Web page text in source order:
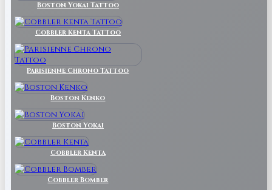
Boston Yokai Tattoo
Cobbler Kenta Tattoo
Parisienne Chrono Tattoo
Boston Kenko
Boston Yokai
Cobbler Kenta
Cobbler Bomber